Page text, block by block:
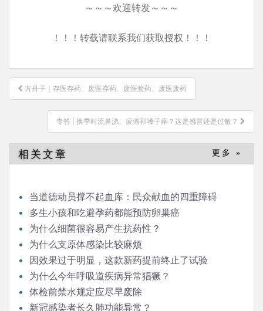
～～～欢迎转发～～～
！！！转载请联系我们获取授权！！！
文
章
方舟子｜存医存药、废医存药、废医验药、废医废药
专答 | 换季时流鼻涕、疲倦和嗓子疼？这是感冒还是过敏？
相关文章 更多 »
当道德动员撑不起血库：民众献血的四重障碍
多生小孩和吃避孕药都能预防卵巢癌
为什么细菌很容易产生抗药性？
为什么支原体感染比较麻烦
因效果过于明显，这款新药提前终止了试验
为什么今年呼吸道疾病异常猖獗？
体检前禁水规定应尽早废除
新冠感染者长久肺功能异常？